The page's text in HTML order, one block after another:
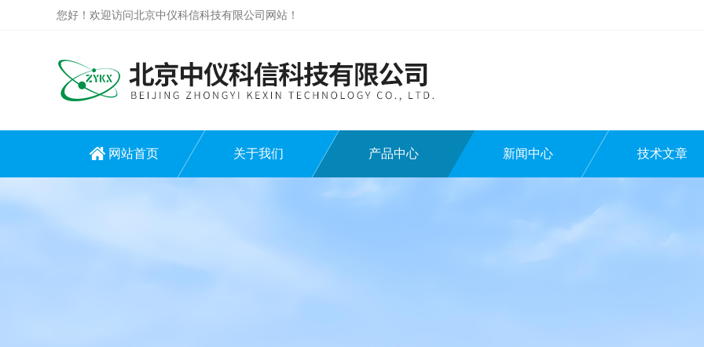
您好！欢迎访问北京中仪科信科技有限公司网站！
网站首页 关于我们 产品中心 新闻中心 技术文章